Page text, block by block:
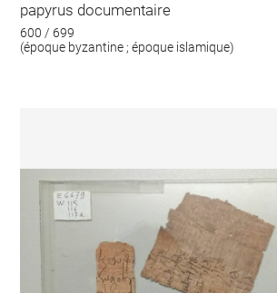
papyrus documentaire
600 / 699
(époque byzantine ; époque islamique)